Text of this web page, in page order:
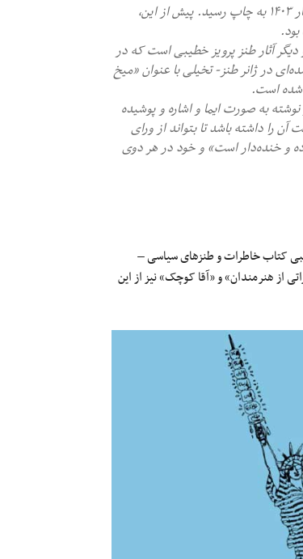
- کتاب خاطرات و طنزهای سیاسی – فکاهی پرویز خطیبی در ۴۷۲ صفحه در بهار ۱۴۰۳ به چاپ رسید. پیش از این،
آثار طنز پرویز خطیبی است که در
در ژانر طنز- تخیلی با عنوان «میخ
شده است.
به صورت ایما و اشاره و پوشیده
را داشته باشد تا بتواند از ورای
و خنده‌دار است» و خود در هر دوی
کتاب خاطرات و طنزهای سیاسی –
این، کتاب «خاطراتی از هنرمندان» و «آقا کوچک» نیز از این